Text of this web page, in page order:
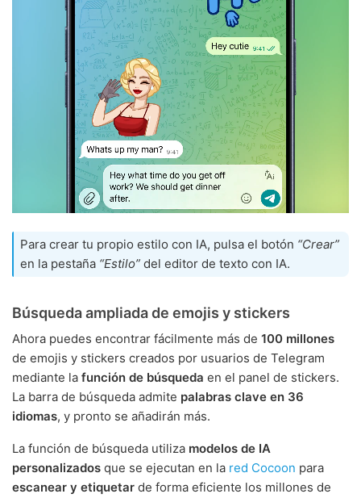
Para crear tu propio estilo con IA, pulsa el botón “Crear”
en la pestaña “Estilo” del editor de texto con IA.
Búsqueda ampliada de emojis y stickers
Ahora puedes encontrar fácilmente más de 100 millones
de emojis y stickers creados por usuarios de Telegram
mediante la función de búsqueda en el panel de stickers.
La barra de búsqueda admite palabras clave en 36
idiomas, y pronto se añadirán más.
La función de búsqueda utiliza modelos de IA
personalizados que se ejecutan en la red Cocoon para
escanear y etiquetar de forma eficiente los millones de